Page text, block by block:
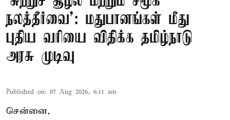
நலத்தீர்வை’: மதுபானங்கள் மீது
புதிய வரியை விதிக்க தமிழ்நாடு
அரசு முடிவு
Published on: 07 Aug 2026, 6:11 am
சென்னை,